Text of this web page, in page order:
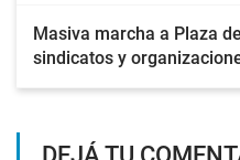
Masiva marcha a Plaza
sindicatos y